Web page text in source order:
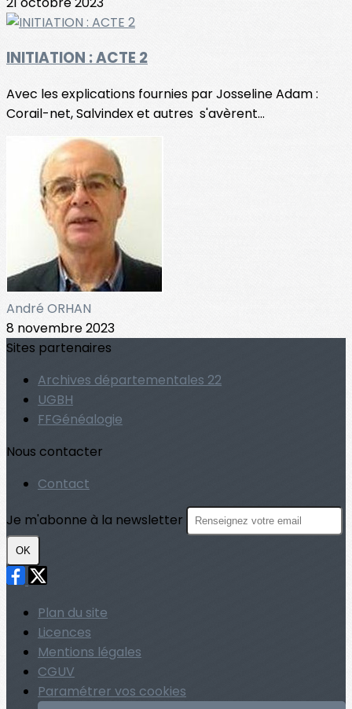
INITIATION : ACTE 2
Avec les explications fournies par Josseline Adam :
Corail-net, Salvindex et autres s'avèrent...
André ORHAN
8 novembre 2023
Sites partenaires
Archives départementales 22
UGBH
FFGénéalogie
Nous contacter
Contact
Je m'abonne à la newsletter
OK
Plan du site
Licences
Mentions légales
CGUV
Paramétrer vos cookies